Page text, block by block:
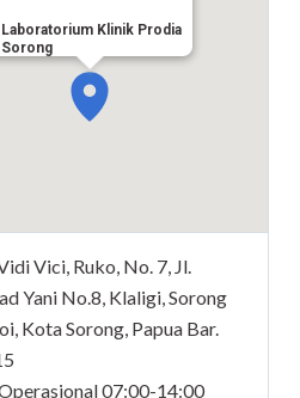
Laboratorium Klinik Prodia
Sorong